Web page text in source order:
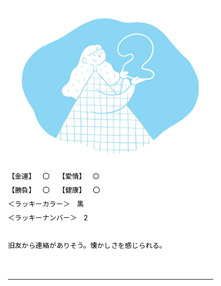
【金運】 〇 【愛情】 ◎
【勝負】 〇 【健康】 〇
＜ラッキーカラー＞ 黒
＜ラッキーナンバー＞ 2
旧友から連絡がありそう。懐かしさを感じられる。